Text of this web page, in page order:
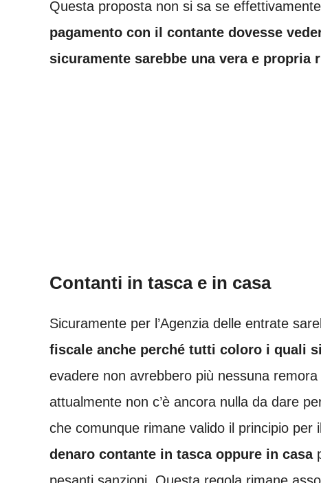
Questa proposta non si sa se
pagamento con il contante dovesse
sicuramente sarebbe una vera e propria
Contanti in tasca e in casa
Sicuramente per l’Agenzia delle entrate
fiscale anche perché tutti coloro i quali
evadere non avrebbero più nessuna
attualmente non c’è ancora nulla da dare
che comunque rimane valido il principio per
denaro contante in tasca oppure in casa
pesanti sanzioni. Questa regola rimane